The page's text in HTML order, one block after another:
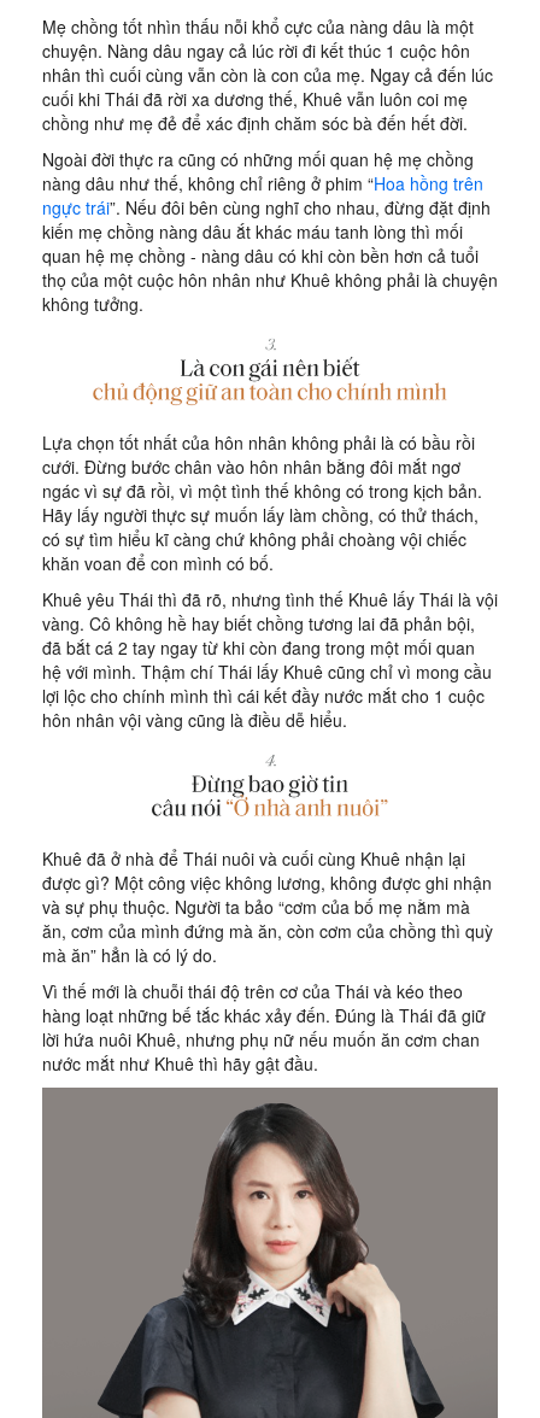
Mẹ chồng tốt nhìn thấu nỗi khổ cực của nàng dâu là một
chuyện. Nàng dâu ngay cả lúc rời đi kết thúc 1 cuộc hôn
nhân thì cuối cùng vẫn còn là con của mẹ. Ngay cả đến lúc
cuối khi Thái đã rời xa dương thế, Khuê vẫn luôn coi mẹ
chồng như mẹ đẻ để xác định chăm sóc bà đến hết đời.
Ngoài đời thực ra cũng có những mối quan hệ mẹ chồng
nàng dâu như thế, không chỉ riêng ở phim “Hoa hồng trên
ngực trái”. Nếu đôi bên cùng nghĩ cho nhau, đừng đặt định
kiến mẹ chồng nàng dâu ắt khác máu tanh lòng thì mối
quan hệ mẹ chồng - nàng dâu có khi còn bền hơn cả tuổi
thọ của một cuộc hôn nhân như Khuê không phải là chuyện
không tưởng.
Lựa chọn tốt nhất của hôn nhân không phải là có bầu rồi
cưới. Đừng bước chân vào hôn nhân bằng đôi mắt ngơ
ngác vì sự đã rồi, vì một tình thế không có trong kịch bản.
Hãy lấy người thực sự muốn lấy làm chồng, có thử thách,
có sự tìm hiểu kĩ càng chứ không phải choàng vội chiếc
khăn voan để con mình có bố.
Khuê yêu Thái thì đã rõ, nhưng tình thế Khuê lấy Thái là vội
vàng. Cô không hề hay biết chồng tương lai đã phản bội,
đã bắt cá 2 tay ngay từ khi còn đang trong một mối quan
hệ với mình. Thậm chí Thái lấy Khuê cũng chỉ vì mong cầu
lợi lộc cho chính mình thì cái kết đầy nước mắt cho 1 cuộc
hôn nhân vội vàng cũng là điều dễ hiểu.
Khuê đã ở nhà để Thái nuôi và cuối cùng Khuê nhận lại
được gì? Một công việc không lương, không được ghi nhận
và sự phụ thuộc. Người ta bảo “cơm của bố mẹ nằm mà
ăn, cơm của mình đứng mà ăn, còn cơm của chồng thì quỳ
mà ăn” hẳn là có lý do.
Vì thế mới là chuỗi thái độ trên cơ của Thái và kéo theo
hàng loạt những bế tắc khác xảy đến. Đúng là Thái đã giữ
lời hứa nuôi Khuê, nhưng phụ nữ nếu muốn ăn cơm chan
nước mắt như Khuê thì hãy gật đầu.